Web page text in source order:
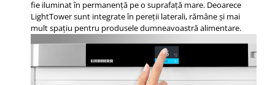
fie iluminat în permanenţă pe o suprafaţă mare. Deoarece
LightTower sunt integrate în pereţii laterali, rămâne şi mai
mult spaţiu pentru produsele dumneavoastră alimentare.